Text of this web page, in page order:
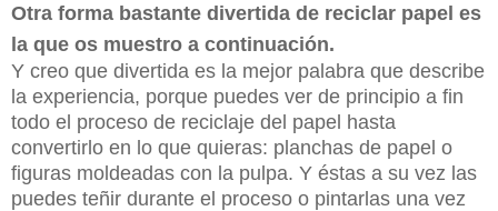
Otra forma bastante divertida de reciclar papel es
la que os muestro a continuación.
Y creo que divertida es la mejor palabra que describe
la experiencia, porque puedes ver de principio a fin
todo el proceso de reciclaje del papel hasta
convertirlo en lo que quieras: planchas de papel o
figuras moldeadas con la pulpa. Y éstas a su vez las
puedes teñir durante el proceso o pintarlas una vez